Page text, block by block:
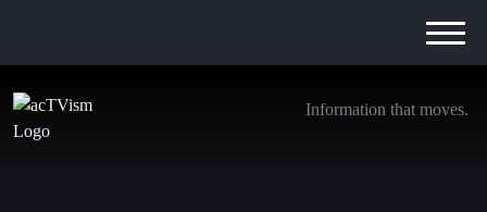
Information that moves.
Jemen-Special-Website-logo